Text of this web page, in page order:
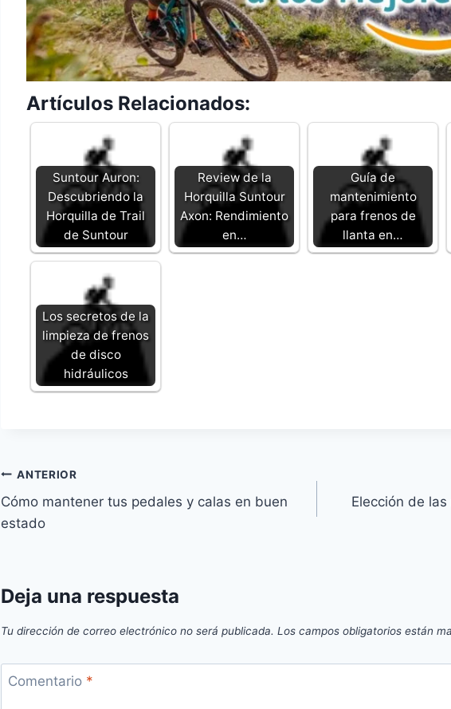
Artículos Relacionados:
Suntour Auron:
Descubriendo la
Horquilla de Trail
de Suntour
Review de la
Horquilla Suntour
Axon: Rendimiento
en…
Guía de
mantenimiento
para frenos de
llanta en…
Los secretos de la
limpieza de frenos
de disco
hidráulicos
Navegación
de
ANTERIOR
Cómo mantener tus pedales y calas en buen
estado
Elección de
Deja una respuesta
Tu dirección de correo electrónico no será publicada. Los campos obligatorios están
Comentario *